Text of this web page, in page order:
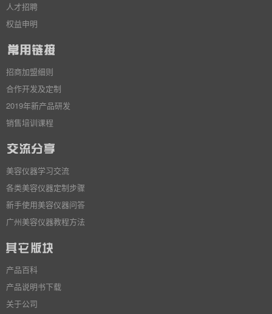
人才招聘
权益申明
招商加盟细则
合作开发及定制
2019年新产品研发
销售培训课程
美容仪器学习交流
各类美容仪器定制步骤
新手使用美容仪器问答
广州美容仪器教程方法
产品百科
产品说明书下载
关于公司